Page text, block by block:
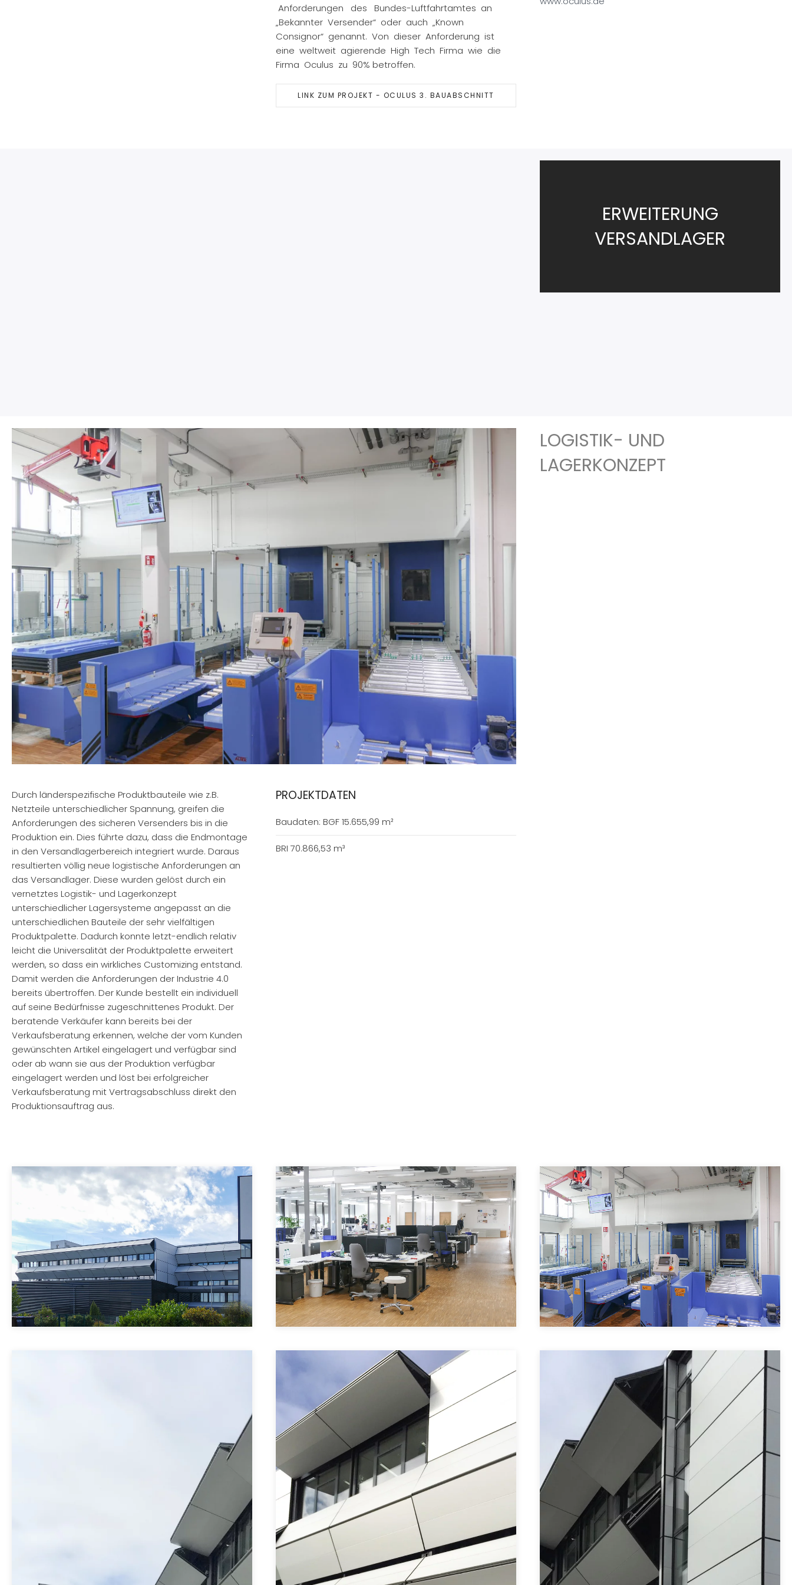
Anforderungen des Bundes-Luftfahrtamtes an
„Bekannter Versender“ oder auch „Known
Consignor“ genannt. Von dieser Anforderung ist
eine weltweit agierende High Tech Firma wie die
Firma Oculus zu 90% betroffen.
LINK ZUM PROJEKT - OCULUS 3. BAUABSCHNITT
ERWEITERUNG
VERSANDLAGER
LOGISTIK- UND
LAGERKONZEPT
Durch länderspezifische Produktbauteile wie z.B.
Netzteile unterschiedlicher Spannung, greifen die
Anforderungen des sicheren Versenders bis in die
Produktion ein. Dies führte dazu, dass die Endmontage
in den Versandlagerbereich integriert wurde. Daraus
resultierten völlig neue logistische Anforderungen an
das Versandlager. Diese wurden gelöst durch ein
vernetztes Logistik- und Lagerkonzept
unterschiedlicher Lagersysteme angepasst an die
unterschiedlichen Bauteile der sehr vielfältigen
Produktpalette. Dadurch konnte letzt-endlich relativ
leicht die Universalität der Produktpalette erweitert
werden, so dass ein wirkliches Customizing entstand.
Damit werden die Anforderungen der Industrie 4.0
bereits übertroffen. Der Kunde bestellt ein individuell
auf seine Bedürfnisse zugeschnittenes Produkt. Der
beratende Verkäufer kann bereits bei der
Verkaufsberatung erkennen, welche der vom Kunden
gewünschten Artikel eingelagert und verfügbar sind
oder ab wann sie aus der Produktion verfügbar
eingelagert werden und löst bei erfolgreicher
Verkaufsberatung mit Vertragsabschluss direkt den
Produktionsauftrag aus.
PROJEKTDATEN
Baudaten: BGF 15.655,99 m²
BRI 70.866,53 m³